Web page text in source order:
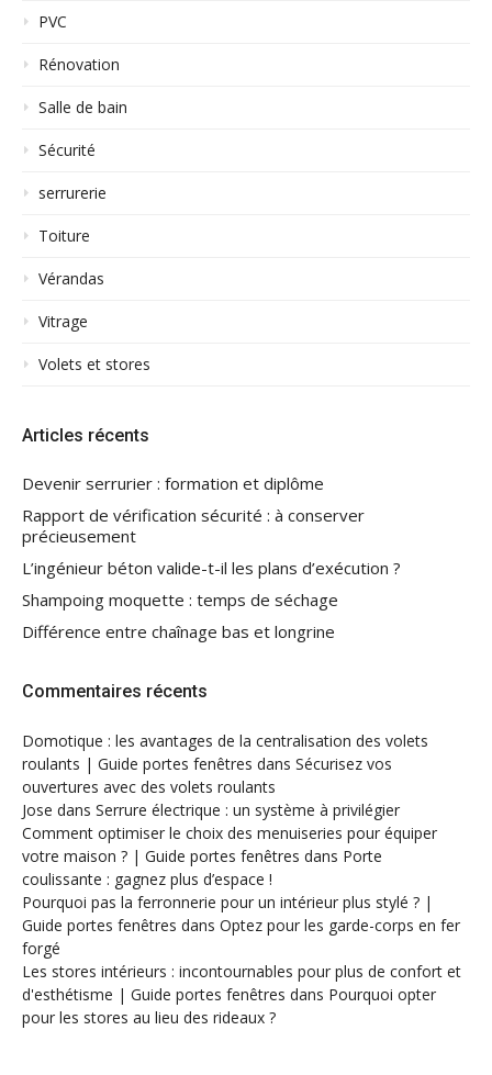
PVC
Rénovation
Salle de bain
Sécurité
serrurerie
Toiture
Vérandas
Vitrage
Volets et stores
Articles récents
Devenir serrurier : formation et diplôme
Rapport de vérification sécurité : à conserver
précieusement
L’ingénieur béton valide-t-il les plans d’exécution ?
Shampoing moquette : temps de séchage
Différence entre chaînage bas et longrine
Commentaires récents
Domotique : les avantages de la centralisation des volets
roulants | Guide portes fenêtres dans Sécurisez vos
ouvertures avec des volets roulants
Jose dans Serrure électrique : un système à privilégier
Comment optimiser le choix des menuiseries pour équiper
votre maison ? | Guide portes fenêtres dans Porte
coulissante : gagnez plus d’espace !
Pourquoi pas la ferronnerie pour un intérieur plus stylé ? |
Guide portes fenêtres dans Optez pour les garde-corps en fer
forgé
Les stores intérieurs : incontournables pour plus de confort et
d'esthétisme | Guide portes fenêtres dans Pourquoi opter
pour les stores au lieu des rideaux ?